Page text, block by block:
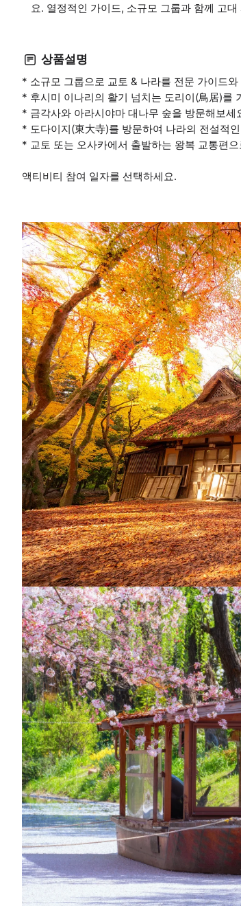
요. 열정적인 가이드, 소규모 그룹과 함께 고
상품설명
* 소규모 그룹으로 교토 & 나라를 전문 가이드
* 후시미 이나리의 활기 넘치는 도리이(鳥居)를
* 금각사와 아라시야마 대나무 숲을 방문해보세
* 도다이지(東大寺)를 방문하여 나라의 전설적
* 교토 또는 오사카에서 출발하는 왕복 교통편
액티비티 참여 일자를 선택하세요.